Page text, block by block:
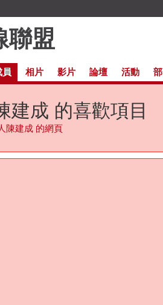
員 相片 影片 論壇 活動
建成 的喜歡項目
陳建成 的網頁